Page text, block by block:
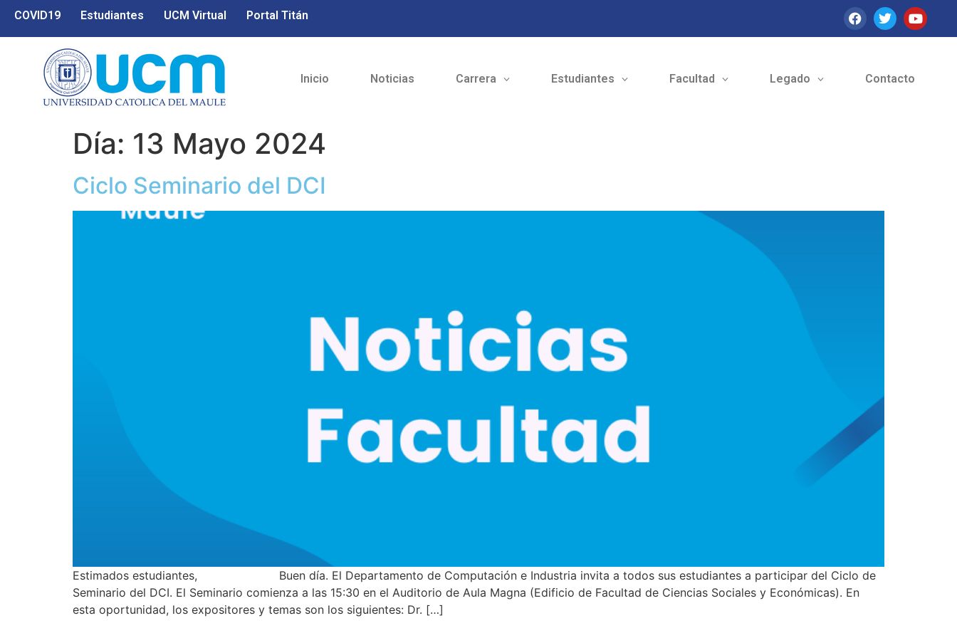
COVID19 Estudiantes UCM Virtual Portal Titán
Inicio Noticias Carrera Estudiantes Facultad Legado Contacto
Día: 13 Mayo 2024
Ciclo Seminario del DCI
Estimados estudiantes, Buen día. El Departamento de Computación e Industria invita a todos sus estudiantes a participar del Ciclo de
Seminario del DCI. El Seminario comienza a las 15:30 en el Auditorio de Aula Magna (Edificio de Facultad de Ciencias Sociales y Económicas). En
esta oportunidad, los expositores y temas son los siguientes: Dr. […]